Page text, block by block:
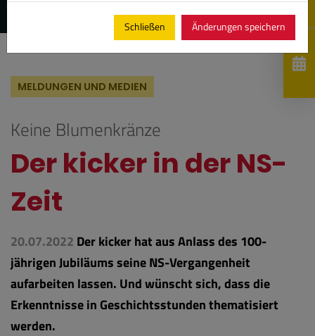
MELDUNGEN UND MEDIEN
Keine Blumenkränze
Der kicker in der NS-
Zeit
20.07.2022 Der kicker hat aus Anlass des 100-
jährigen Jubiläums seine NS-Vergangenheit
aufarbeiten lassen. Und wünscht sich, dass die
Erkenntnisse in Geschichtsstunden thematisiert
werden.
Schließen Änderungen speichern